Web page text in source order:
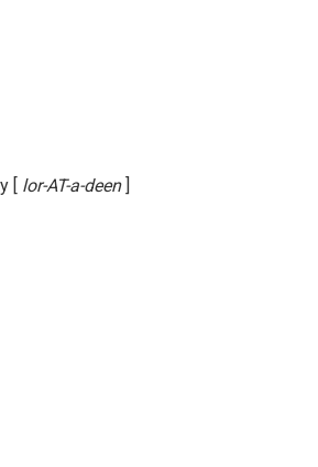
[ lor-AT-a-deen]